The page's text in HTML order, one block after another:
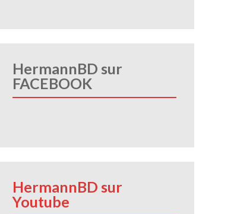
HermannBD sur
FACEBOOK
HermannBD sur
Youtube